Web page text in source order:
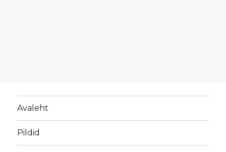
Avaleht
Pildid